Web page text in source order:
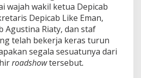
wajah wakil ketua Depicab
Depicab Like Eman,
Agustina Riaty, dan staf
telah bekerja keras turun
segala sesuatunya dari
roadshowtersebut.